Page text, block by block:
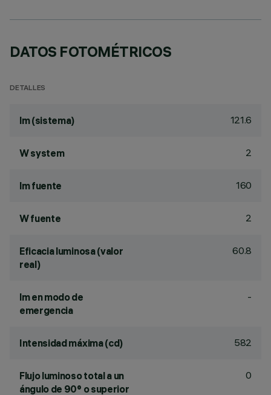
DATOS FOTOMÉTRICOS
DETALLES
lm (sistema) 121.6
W system 2
lm fuente 160
W fuente 2
Eficacia luminosa (valor
real)
60.8
lm en modo de
emergencia
-
Intensidad máxima (cd) 582
Flujo luminoso total a un
ángulo de 90° o superior
0